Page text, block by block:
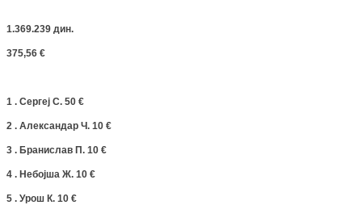
1.369.239 дин.
375,56 €
1 . Сергеј С. 50 €
2 . Александар Ч. 10 €
3 . Бранислав П. 10 €
4 . Небојша Ж. 10 €
5 . Урош К. 10 €